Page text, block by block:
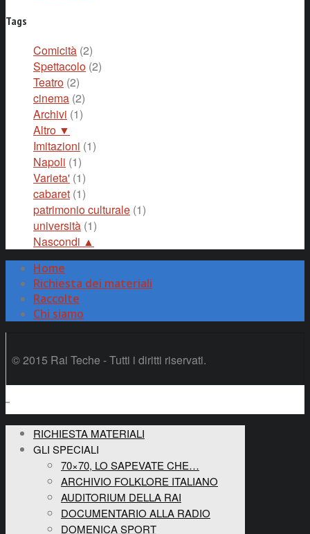
Tags
Comicità (2)
Spettacolo (2)
Teatro (2)
cinema (2)
Archivi (1)
Altro ▼
Imitazioni (1)
Napoli (1)
Varieta' (1)
cabaret (1)
patrimonio culturale (1)
università (1)
Nascondi ▲
Home
Richiesta dei materiali
Raccolte
Chi siamo
© 2015 Rai Teche - Tutti i diritti riservati.
RICHIESTA MATERIALI
GLI SPECIALI
70×70, LO SAPEVATE CHE…
ARCHIVIO FOLKLORE ITALIANO
AUDITORIUM DELLA RAI
DOCUMENTARIO ALLA RADIO
DOMENICA SPORT